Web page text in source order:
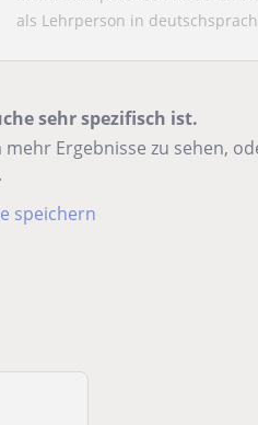
als Lehrperson in
sehr spezifisch ist.
mehr Ergebnisse zu sehen,
speichern